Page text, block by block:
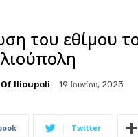
του εθίμου
Ilioupoli 19 Ιουνίου, 2023
Twitter